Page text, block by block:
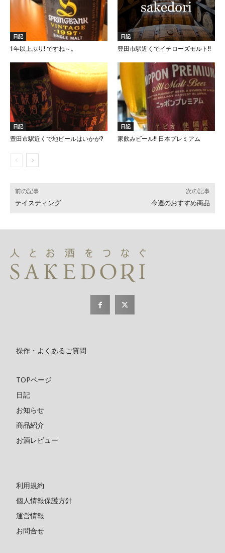
日記
1年以上ぶり! ですね～。
日記
豊田市駅近くでイチローズモルト!!
日記
豊田市駅近くで地ビールはいかが?
日記
家飲みビール!! 日本プレミアム
前の記事
テイスティング
次の記事
今週のおすすめ商品
操作・よくあるご質問
TOPページ
日記
お知らせ
商品紹介
お酒レビュー
利用規約
個人情報保護方針
運営情報
お問合せ